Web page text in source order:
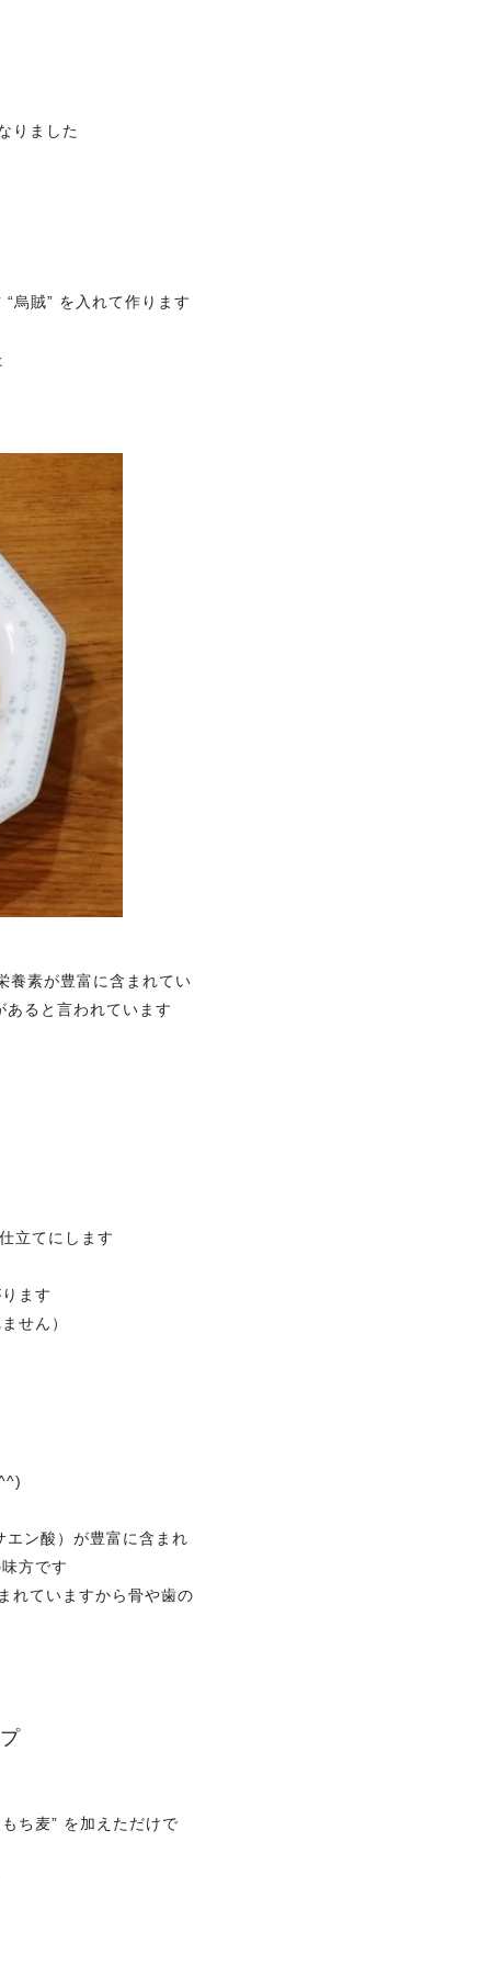
りました
烏賊” を入れて作ります
養素が豊富に含まれてい
ると言われています
立てにします
ます
せん）
エン酸）が豊富に含まれ
方です
れていますから骨や歯の
ち麦” を加えただけで